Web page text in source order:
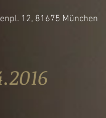
12, 81675 München